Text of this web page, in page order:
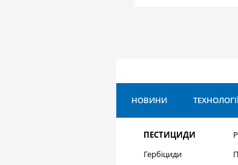
НОВИНИ
ПЕСТИЦИДИ
Гербіциди